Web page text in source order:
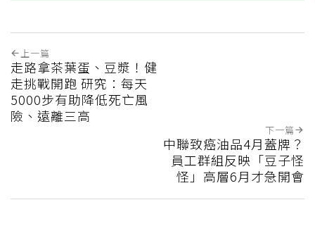
上一篇
走路拿茶葉蛋、豆漿！健
走挑戰開跑 研究：每天
5000步有助降低死亡風
險、遠離三高
下一篇
中聯致癌油品4月蓋牌？
員工群組反映「豆子怪
怪」高層6月才急開會